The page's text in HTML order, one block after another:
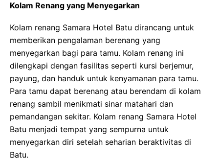
Kolam Renang yang Menyegarkan
Kolam renang Samara Hotel Batu dirancang untuk
memberikan pengalaman berenang yang
menyegarkan bagi para tamu. Kolam renang ini
dilengkapi dengan fasilitas seperti kursi berjemur,
payung, dan handuk untuk kenyamanan para tamu.
Para tamu dapat berenang atau berendam di kolam
renang sambil menikmati sinar matahari dan
pemandangan sekitar. Kolam renang Samara Hotel
Batu menjadi tempat yang sempurna untuk
menyegarkan diri setelah seharian beraktivitas di
Batu.